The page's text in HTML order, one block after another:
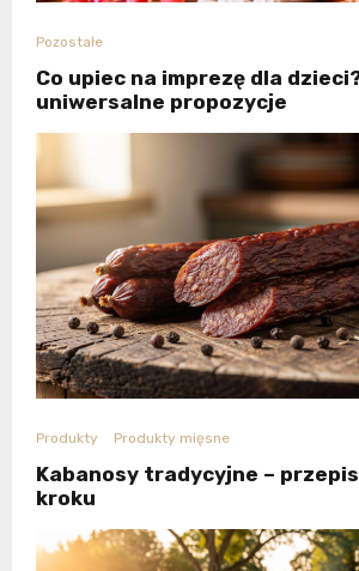
Pozostałe
Co upiec na imprezę dla
uniwersalne propozycje
Produkty Produkty mięsne
Kabanosy tradycyjne –
kroku